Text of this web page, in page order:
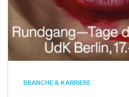
BRANCHE & KARRIERE